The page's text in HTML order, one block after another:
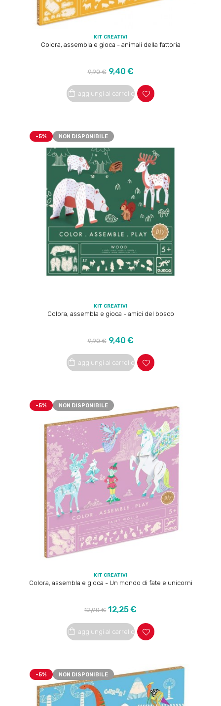
KIT CREATIVI
Colora, assembla e gioca - animali della fattoria
Prezzo
regolare
9,90 € Prezzo
9,40 €
aggiungi al carrello
-5% NON DISPONIBILE
KIT CREATIVI
Colora, assembla e gioca - amici del bosco
Prezzo
regolare
9,90 € Prezzo
9,40 €
aggiungi al carrello
-5% NON DISPONIBILE
KIT CREATIVI
Colora, assembla e gioca - Un mondo di fate e unicorni
Prezzo
regolare
12,90 € Prezzo
12,25 €
aggiungi al carrello
-5% NON DISPONIBILE